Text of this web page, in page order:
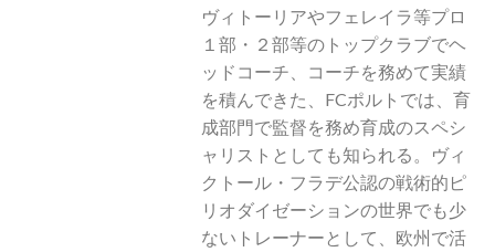
ヴィトーリアやフェレイラ等プロ
１部・２部等のトップクラブでヘ
ッドコーチ、コーチを務めて実績
を積んできた、FCポルトでは、育
成部門で監督を務め育成のスペシ
ャリストとしても知られる。ヴィ
クトール・フラデ公認の戦術的ピ
リオダイゼーションの世界でも少
ないトレーナーとして、欧州で活